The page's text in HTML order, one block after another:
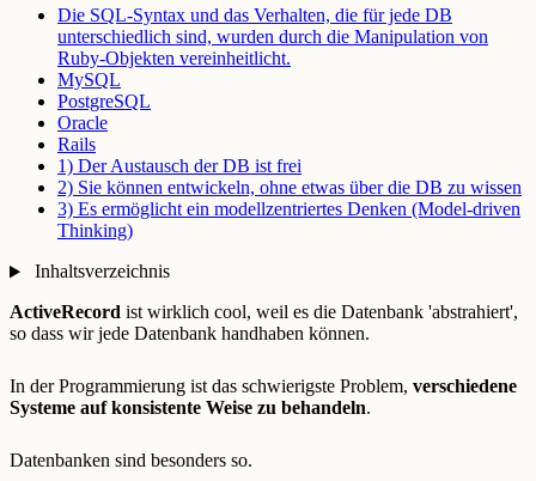
Die SQL-Syntax und das Verhalten, die für jede DB
unterschiedlich sind, wurden durch die Manipulation von
Ruby-Objekten vereinheitlicht.
MySQL
PostgreSQL
Oracle
Rails
1) Der Austausch der DB ist frei
2) Sie können entwickeln, ohne etwas über die DB zu wissen
3) Es ermöglicht ein modellzentriertes Denken (Model-driven
Thinking)
Inhaltsverzeichnis
ActiveRecord ist wirklich cool, weil es die Datenbank 'abstrahiert',
so dass wir jede Datenbank handhaben können.
In der Programmierung ist das schwierigste Problem, verschiedene
Systeme auf konsistente Weise zu behandeln.
Datenbanken sind besonders so.